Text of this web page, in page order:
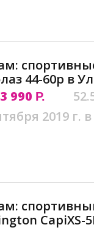
44-60р в
3 990 Р.
2019 г.
CapiXS-